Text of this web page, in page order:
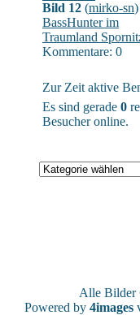
Bild 12 (mirko-sn)
BassHunter im
Traumland
Kommentare: 0
Zur Zeit aktive
Es sind gerade 0
Besucher online.
Alle
Powered by 4images